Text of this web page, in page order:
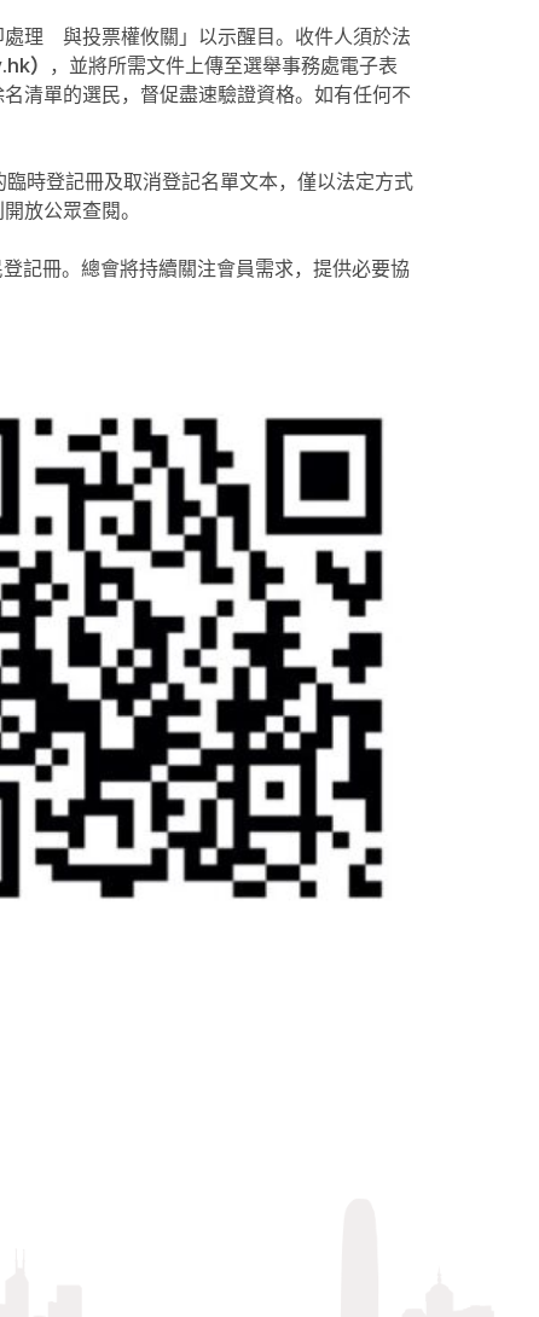
處理 與投票權攸關」以示醒目。收件人須於法
） ，並將所需文件上傳至選舉事務處電子表
清單的選民，督促盡速驗證資格。如有任何不
時登記冊及取消登記名單文本，僅以法定方式
放公眾查閱。
記冊。總會將持續關注會員需求，提供必要協